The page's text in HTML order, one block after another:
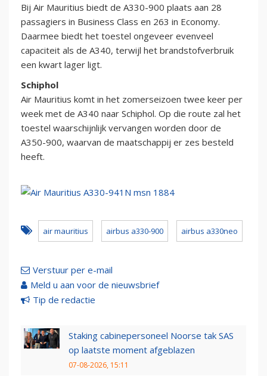
Bij Air Mauritius biedt de A330-900 plaats aan 28
passagiers in Business Class en 263 in Economy.
Daarmee biedt het toestel ongeveer evenveel
capaciteit als de A340, terwijl het brandstofverbruik
een kwart lager ligt.
Schiphol
Air Mauritius komt in het zomerseizoen twee keer per
week met de A340 naar Schiphol. Op die route zal het
toestel waarschijnlijk vervangen worden door de
A350-900, waarvan de maatschappij er zes besteld
heeft.
air mauritius airbus a330-900 airbus a330neo
Verstuur per e-mail
Meld u aan voor de nieuwsbrief
Tip de redactie
Staking cabinepersoneel Noorse tak SAS
op laatste moment afgeblazen
07-08-2026, 15:11